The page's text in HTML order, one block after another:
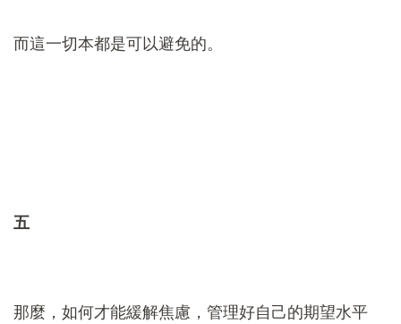
而這一切本都是可以避免的。
五
那麼，如何才能緩解焦慮，管理好自己的期望水平